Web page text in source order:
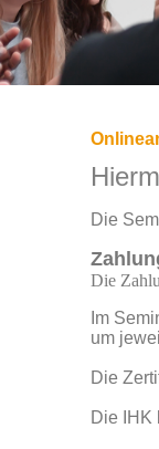
Die
Die
Im
um
Die
Die IHK